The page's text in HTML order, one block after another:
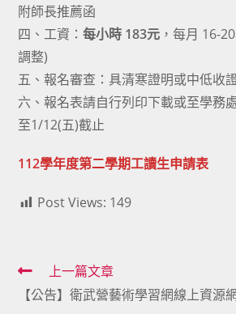
附師長推薦函
四、工資：每小時 183元 ，每月 16-
調整)
五、報名審查：具清寒證明或中低收
六、報名表請自行列印下載或至學務
至1/12(五)截止
112學年度第二學期工讀生申請表
Post Views: 149
Read
more
上一篇文章
【公告】衛武營藝術學習網線上資源